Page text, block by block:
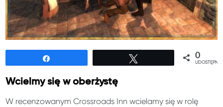
0
Wcielmy się w oberżystę
W recenzowanym Crossroads Inn wcielamy się w rolę